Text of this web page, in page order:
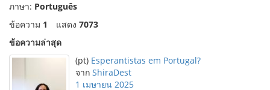
ภาษา: Português
ข้อความ 1 แสดง 7073
ข้อความล่าสุด
(pt) Esperantistas em Portugal?
จาก ShiraDest
1 เมษายน 2025